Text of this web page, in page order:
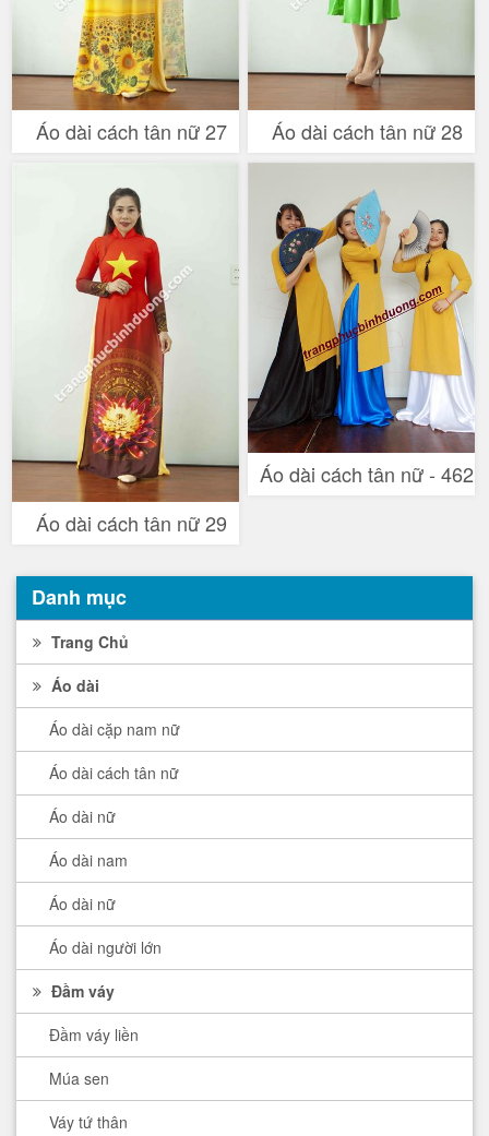
Áo dài cách tân nữ 27 Áo dài cách tân nữ 28
Áo dài cách tân nữ 29
Áo dài cách tân nữ - 462
Danh mục
Trang Chủ
Áo dài
Áo dài cặp nam nữ
Áo dài cách tân nữ
Áo dài nữ
Áo dài nam
Áo dài nữ
Áo dài người lớn
Đầm váy
Đầm váy liền
Múa sen
Váy tứ thân